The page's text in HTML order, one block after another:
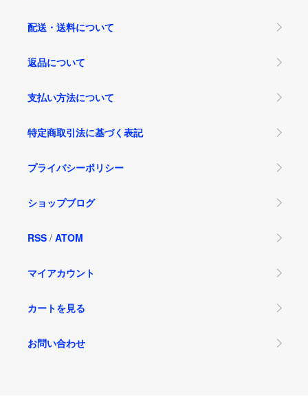
配送・送料について
返品について
支払い方法について
特定商取引法に基づく表記
プライバシーポリシー
ショップブログ
RSS / ATOM
マイアカウント
カートを見る
お問い合わせ